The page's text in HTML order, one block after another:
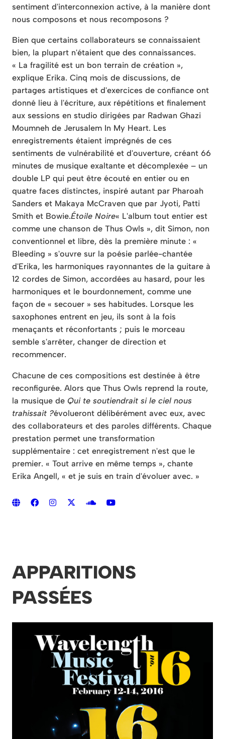
sentiment d'interconnexion active, à la manière dont
nous composons et nous recomposons ?
Bien que certains collaborateurs se connaissaient
bien, la plupart n'étaient que des connaissances.
« La fragilité est un bon terrain de création »,
explique Erika. Cinq mois de discussions, de
partages artistiques et d'exercices de confiance ont
donné lieu à l'écriture, aux répétitions et finalement
aux sessions en studio dirigées par Radwan Ghazi
Moumneh de Jerusalem In My Heart. Les
enregistrements étaient imprégnés de ces
sentiments de vulnérabilité et d'ouverture, créant 66
minutes de musique exaltante et décomplexée – un
double LP qui peut être écouté en entier ou en
quatre faces distinctes, inspiré autant par Pharoah
Sanders et Makaya McCraven que par Jyoti, Patti
Smith et Bowie.Étoile Noire« L'album tout entier est
comme une chanson de Thus Owls », dit Simon, non
conventionnel et libre, dès la première minute : «
Bleeding » s'ouvre sur la poésie parlée-chantée
d'Erika, les harmoniques rayonnantes de la guitare à
12 cordes de Simon, accordées au hasard, pour les
harmoniques et le bourdonnement, comme une
façon de « secouer » ses habitudes. Lorsque les
saxophones entrent en jeu, ils sont à la fois
menaçants et réconfortants ; puis le morceau
semble s'arrêter, changer de direction et
recommencer.
Chacune de ces compositions est destinée à être
reconfigurée. Alors que Thus Owls reprend la route,
la musique de Qui te soutiendrait si le ciel nous
trahissait ?évolueront délibérément avec eux, avec
des collaborateurs et des paroles différents. Chaque
prestation permet une transformation
supplémentaire : cet enregistrement n'est que le
premier. « Tout arrive en même temps », chante
Erika Angell, « et je suis en train d'évoluer avec. »
APPARITIONS
PASSÉES